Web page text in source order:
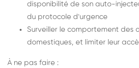
disponibilité de son auto-
du protocole d'urgence
Surveiller le comportement des
domestiques, et limiter leur
À ne pas faire :